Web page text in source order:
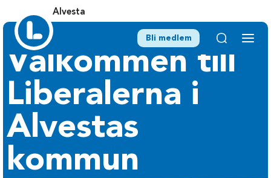
Alvesta
Bli medlem
Välkommen till
Liberalerna i
Alvestas
kommun